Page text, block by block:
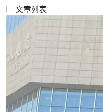
文章列表